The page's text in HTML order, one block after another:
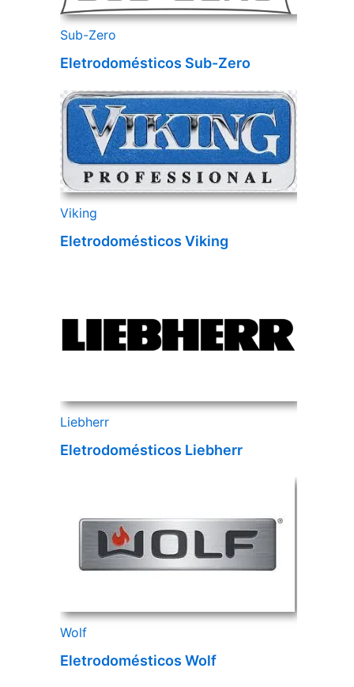
Sub-Zero
Eletrodomésticos Sub-Zero
Viking
Eletrodomésticos Viking
Liebherr
Eletrodomésticos Liebherr
Wolf
Eletrodomésticos Wolf